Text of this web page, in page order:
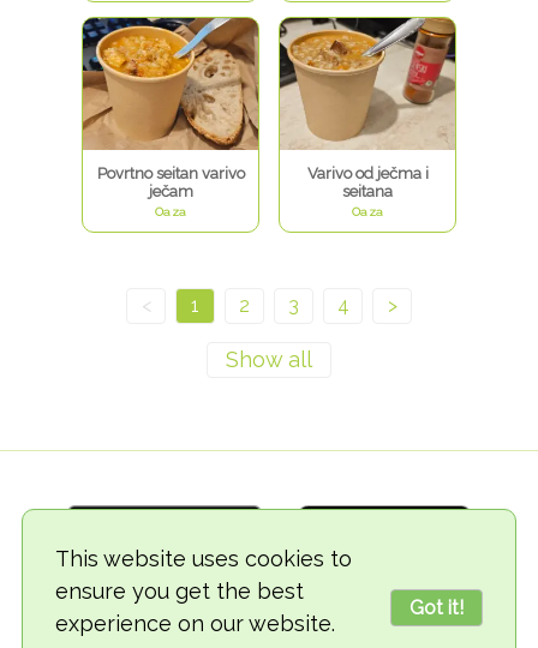
This website uses cookies to
ensure you get the best
experience on our website.
Got it!
Povrtno seitan varivo
ječam
Oaza
Varivo od ječma i
seitana
Oaza
< 1 2 3 4 >
© 2018-2026 TheVegCat